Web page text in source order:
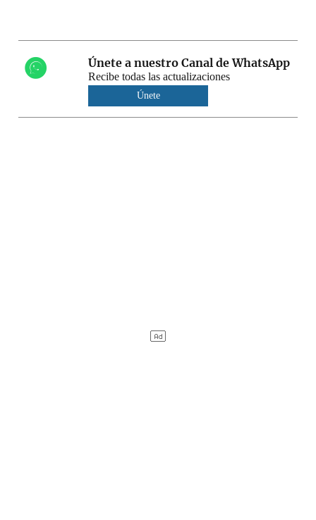
Únete a nuestro Canal de WhatsApp
Recibe todas las actualizaciones
Únete